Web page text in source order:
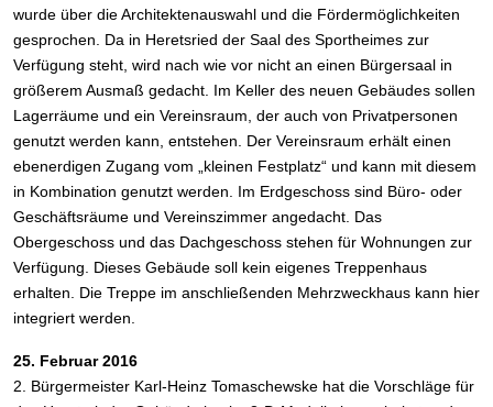
wurde über die Architektenauswahl und die Fördermöglichkeiten
gesprochen. Da in Heretsried der Saal des Sportheimes zur
Verfügung steht, wird nach wie vor nicht an einen Bürgersaal in
größerem Ausmaß gedacht. Im Keller des neuen Gebäudes sollen
Lagerräume und ein Vereinsraum, der auch von Privatpersonen
genutzt werden kann, entstehen. Der Vereinsraum erhält einen
ebenerdigen Zugang vom „kleinen Festplatz“ und kann mit diesem
in Kombination genutzt werden. Im Erdgeschoss sind Büro- oder
Geschäftsräume und Vereinszimmer angedacht. Das
Obergeschoss und das Dachgeschoss stehen für Wohnungen zur
Verfügung. Dieses Gebäude soll kein eigenes Treppenhaus
erhalten. Die Treppe im anschließenden Mehrzweckhaus kann hier
integriert werden.
25. Februar 2016
2. Bürgermeister Karl-Heinz Tomaschewske hat die Vorschläge für